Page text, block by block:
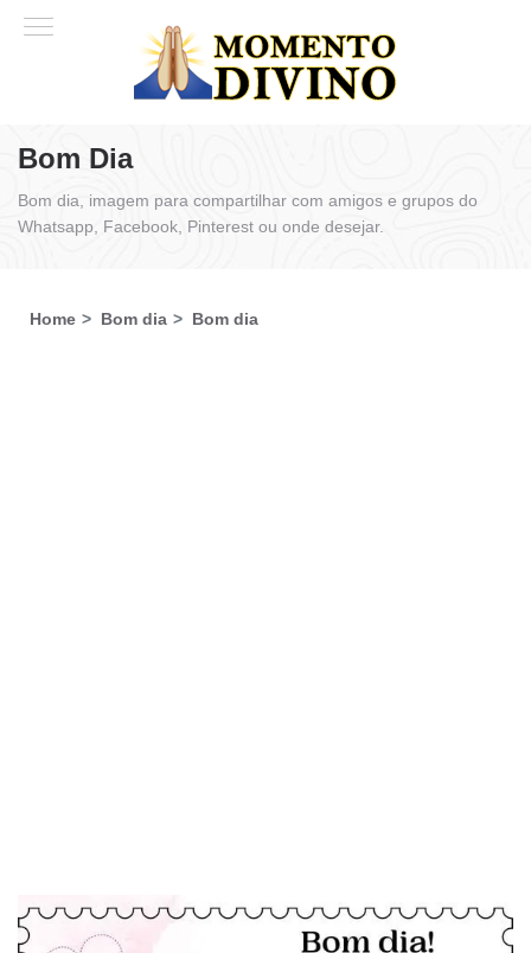
Bom Dia
Bom dia, imagem para compartilhar com amigos e grupos do
Whatsapp, Facebook, Pinterest ou onde desejar.
Home Bom dia Bom dia